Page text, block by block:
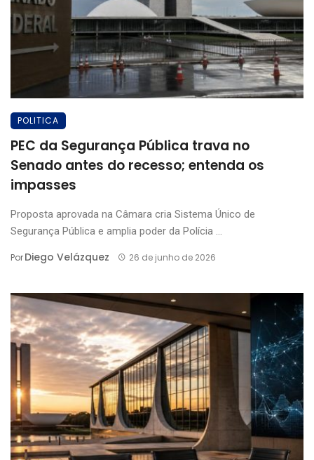
POLITICA
PEC da Segurança Pública trava no
Senado antes do recesso; entenda os
impasses
Proposta aprovada na Câmara cria Sistema Único de
Segurança Pública e amplia poder da Polícia ...
PorDiego Velázquez 26 de junho de 2026